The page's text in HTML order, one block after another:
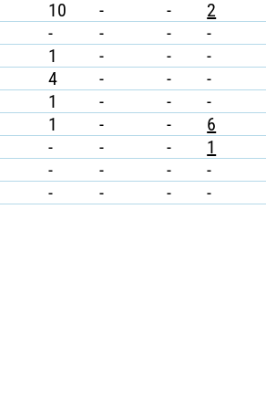
10 - -
2
- - -
-
1 - -
-
4 - -
-
1 - -
-
1 - -
6
- - -
1
- - -
-
- - - -